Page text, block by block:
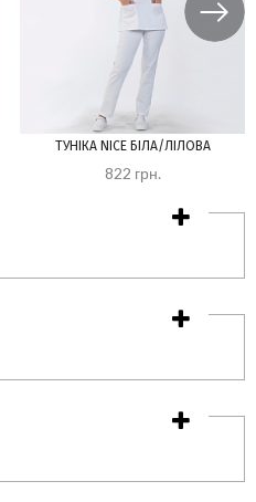
ТУНІКА NICE БІЛА/ЛІЛОВА
822 грн.